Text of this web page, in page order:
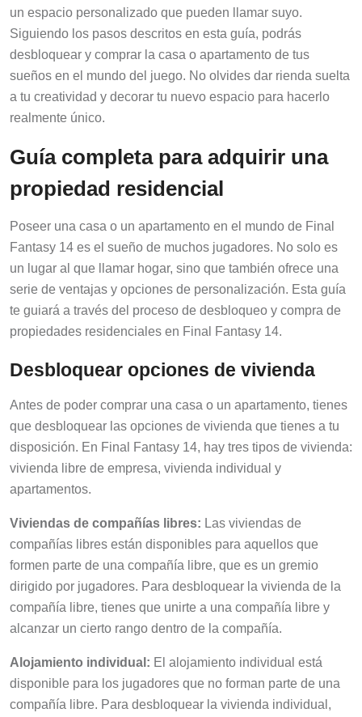
un espacio personalizado que pueden llamar suyo.
Siguiendo los pasos descritos en esta guía, podrás
desbloquear y comprar la casa o apartamento de tus
sueños en el mundo del juego. No olvides dar rienda suelta
a tu creatividad y decorar tu nuevo espacio para hacerlo
realmente único.
Guía completa para adquirir una
propiedad residencial
Poseer una casa o un apartamento en el mundo de Final
Fantasy 14 es el sueño de muchos jugadores. No solo es
un lugar al que llamar hogar, sino que también ofrece una
serie de ventajas y opciones de personalización. Esta guía
te guiará a través del proceso de desbloqueo y compra de
propiedades residenciales en Final Fantasy 14.
Desbloquear opciones de vivienda
Antes de poder comprar una casa o un apartamento, tienes
que desbloquear las opciones de vivienda que tienes a tu
disposición. En Final Fantasy 14, hay tres tipos de vivienda:
vivienda libre de empresa, vivienda individual y
apartamentos.
Viviendas de compañías libres: Las viviendas de
compañías libres están disponibles para aquellos que
formen parte de una compañía libre, que es un gremio
dirigido por jugadores. Para desbloquear la vivienda de la
compañía libre, tienes que unirte a una compañía libre y
alcanzar un cierto rango dentro de la compañía.
Alojamiento individual: El alojamiento individual está
disponible para los jugadores que no forman parte de una
compañía libre. Para desbloquear la vivienda individual,